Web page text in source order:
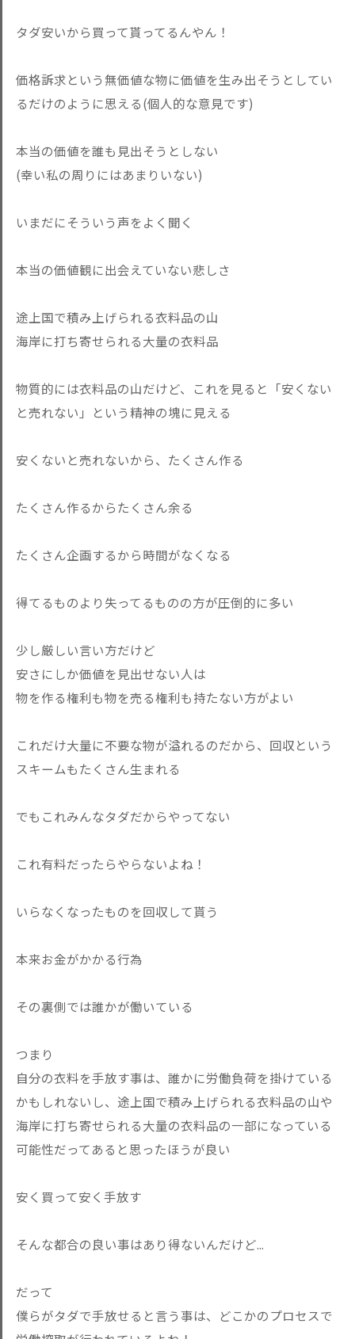
タダ安いから買って貰ってるんやん！
価格訴求という無価値な物に価値を生み出そうとしてい
るだけのように思える(個人的な意見です)
本当の価値を誰も見出そうとしない
(幸い私の周りにはあまりいない)
いまだにそういう声をよく聞く
本当の価値観に出会えていない悲しさ
途上国で積み上げられる衣料品の山
海岸に打ち寄せられる大量の衣料品
物質的には衣料品の山だけど、これを見ると「安くない
と売れない」という精神の塊に見える
安くないと売れないから、たくさん作る
たくさん作るからたくさん余る
たくさん企画するから時間がなくなる
得てるものより失ってるものの方が圧倒的に多い
少し厳しい言い方だけど
安さにしか価値を見出せない人は
物を作る権利も物を売る権利も持たない方がよい
これだけ大量に不要な物が溢れるのだから、回収という
スキームもたくさん生まれる
でもこれみんなタダだからやってない
これ有料だったらやらないよね！
いらなくなったものを回収して貰う
本来お金がかかる行為
その裏側では誰かが働いている
つまり
自分の衣料を手放す事は、誰かに労働負荷を掛けている
かもしれないし、途上国で積み上げられる衣料品の山や
海岸に打ち寄せられる大量の衣料品の一部になっている
可能性だってあると思ったほうが良い
安く買って安く手放す
そんな都合の良い事はあり得ないんだけど...
だって
僕らがタダで手放せると言う事は、どこかのプロセスで